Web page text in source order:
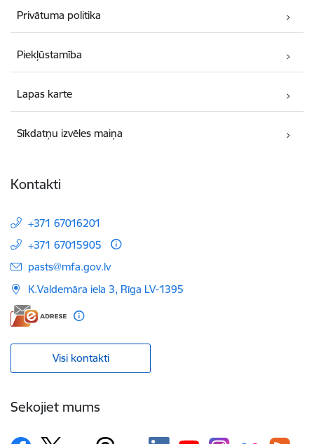
Privātuma politika
Piekļūstamība
Lapas karte
Sīkdatņu izvēles maiņa
Kontakti
+371 67016201
+371 67015905
E-pasts:
pasts@mfa.gov.lv
K.Valdemāra iela 3, Rīga LV-1395
Visi kontakti
Sekojiet mums